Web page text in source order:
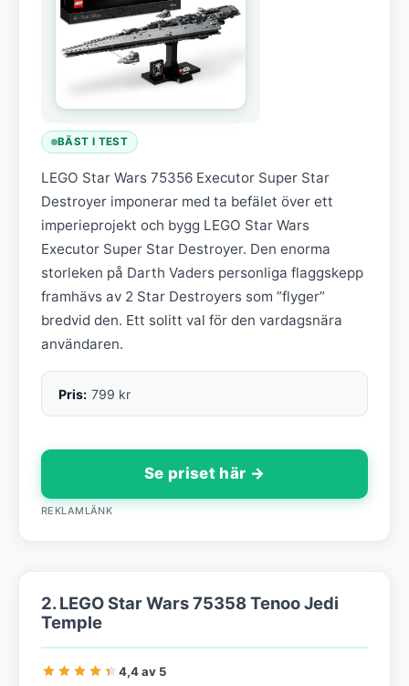
BÄST I TEST
LEGO Star Wars 75356 Executor Super Star
Destroyer imponerar med ta befälet över ett
imperieprojekt och bygg LEGO Star Wars
Executor Super Star Destroyer. Den enorma
storleken på Darth Vaders personliga flaggskepp
framhävs av 2 Star Destroyers som ”flyger”
bredvid den. Ett solitt val för den vardagsnära
användaren.
Pris: 799 kr
Se priset här →
REKLAMLÄNK
2. LEGO Star Wars 75358 Tenoo Jedi
Temple
4,4 av 5